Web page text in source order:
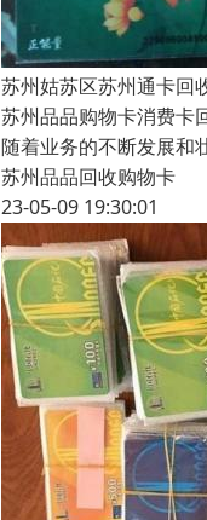
苏州姑苏区苏州通卡回
苏州品品购物卡消费卡
随着业务的不断发展和
苏州品品回收购物卡
23-05-09 19:30:01